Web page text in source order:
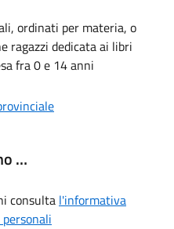
ordinati per materia, o
ragazzi dedicata ai libri
fra 0 e 14 anni
…
consulta l'informativa